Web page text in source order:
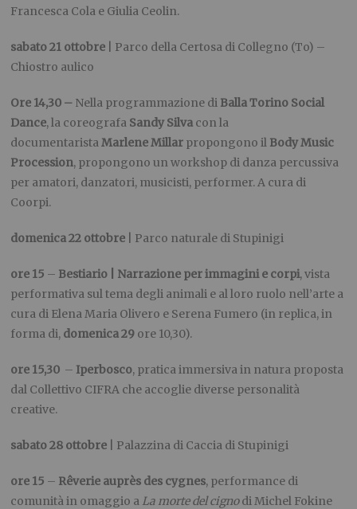
Francesca Cola e Giulia Ceolin.
sabato 21 ottobre | Parco della Certosa di Collegno (To) –
Chiostro aulico
Ore 14,30 – Nella programmazione di Balla Torino Social
Dance, la coreografa Sandy Silva con la
documentaristaMarlene Millar propongono il Body Music
Procession, propongono un workshop di danza percussiva
per amatori, danzatori, musicisti, performer. A cura di
Coorpi.
domenica 22 ottobre | Parco naturale di Stupinigi
ore 15 – Bestiario | Narrazione per immagini e corpi,vista
performativa sul tema degli animali e al loro ruolo nell’arte a
cura di Elena Maria Olivero e Serena Fumero (in replica, in
forma di, domenica 29 ore 10,30).
ore 15,30 – Iperbosco, pratica immersiva in natura proposta
dal Collettivo CIFRA che accoglie diverse personalità
creative.
sabato 28 ottobre | Palazzina di Caccia di Stupinigi
ore 15 – Rêverie auprès des cygnes, performance di
comunità in omaggio a La morte del cignodi Michel Fokine